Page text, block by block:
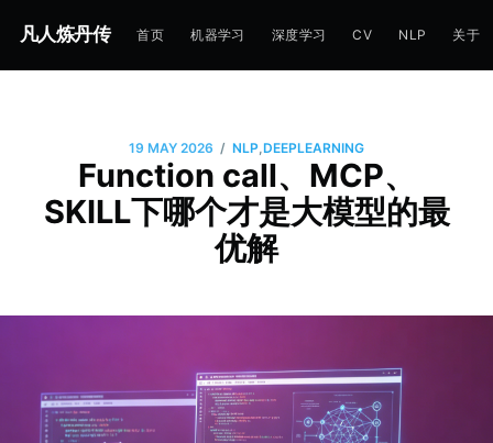
凡人炼丹传 首页 机器学习 深度学习 CV NLP 关于
19 MAY 2026 / NLP,DEEPLEARNING
Function call、MCP、
SKILL下哪个才是大模型的最
优解